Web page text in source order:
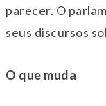
parecer. O
seus discursos
O que muda